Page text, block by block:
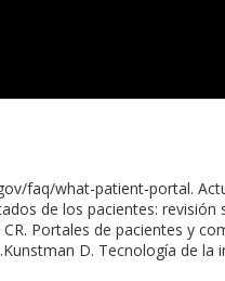
faq/what-patient-portal.
de los pacientes:
Portales de pacientes y
D. Tecnología de